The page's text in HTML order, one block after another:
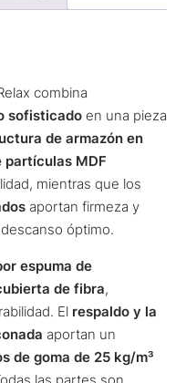
combina
sofisticado en una pieza
de armazón en
partículas MDF
mientras que los
aportan firmeza y
óptimo.
espuma de
de fibra,
El respaldo y la
aportan un
de goma de 25 kg/m³